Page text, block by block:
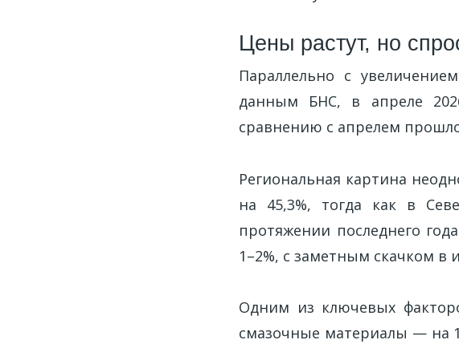
Цены растут, но
Параллельно с
данным БНС, в апреле
сравнению с апрелем
Региональная картина
на 45,3%, тогда как в
протяжении последнего
1–2%, с заметным скачком в
Одним из ключевых
смазочные материалы — на